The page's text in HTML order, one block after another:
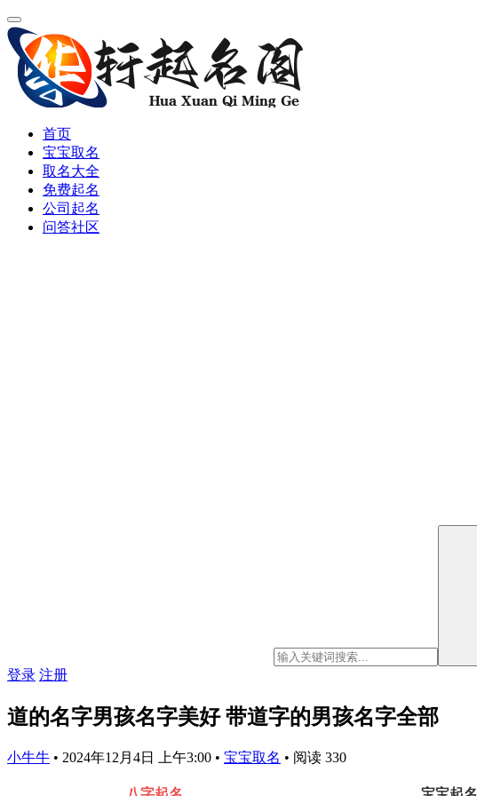
首页
宝宝取名
取名大全
免费起名
公司起名
问答社区
登录 注册
道的名字男孩名字美好 带道字的男孩名字全部
小牛牛 • 2024年12月4日 上午3:00 • 宝宝取名 • 阅读 330